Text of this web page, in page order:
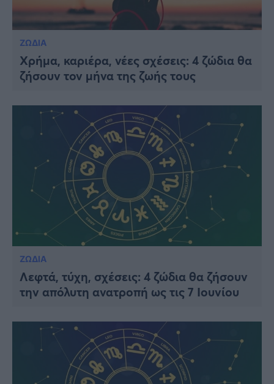
ΖΩΔΙΑ
Χρήμα, καριέρα, νέες σχέσεις: 4 ζώδια θα
ζήσουν τον μήνα της ζωής τους
ΖΩΔΙΑ
Λεφτά, τύχη, σχέσεις: 4 ζώδια θα ζήσουν
την απόλυτη ανατροπή ως τις 7 Ιουνίου